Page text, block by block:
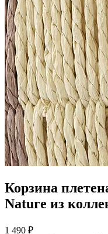
Корзина
Nature из
1 490 ₽